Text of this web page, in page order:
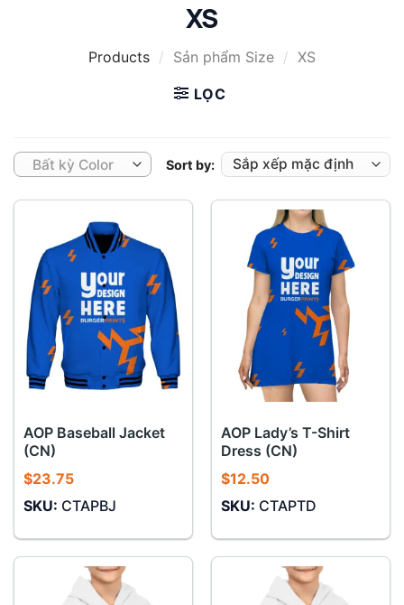
XS
Products / Sản phẩm Size / XS
LỌC
Bất kỳ Color Sort by:
AOP Baseball Jacket
(CN)
$23.75
SKU: CTAPBJ
AOP Lady’s T-Shirt
Dress (CN)
$12.50
SKU: CTAPTD